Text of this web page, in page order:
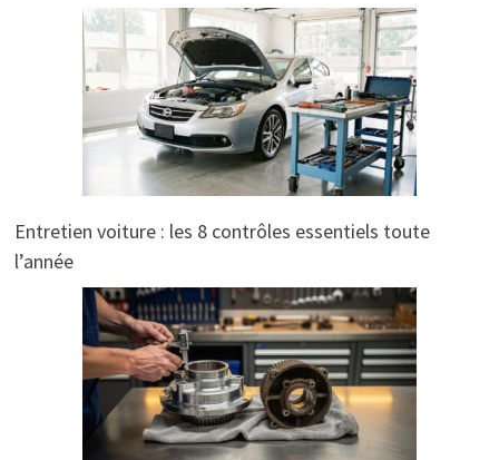
Entretien voiture : les 8 contrôles essentiels toute
l’année